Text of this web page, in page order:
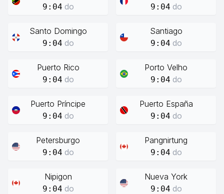
9:04 do 9:04 do
Santo Domingo
9:04 do
Santiago
9:04 do
Puerto Rico
9:04 do
Porto Velho
9:04 do
Puerto Príncipe
9:04 do
Puerto España
9:04 do
Petersburgo
9:04 do
Pangnirtung
9:04 do
Nipigon
9:04 do
Nueva York
9:04 do